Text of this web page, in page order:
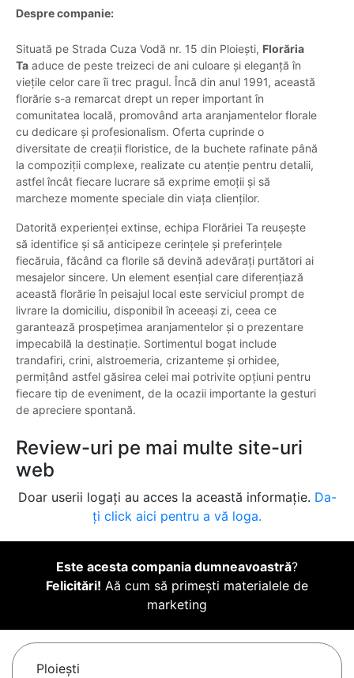
Despre companie:
Situată pe Strada Cuza Vodă nr. 15 din Ploiești, Florăria
Ta aduce de peste treizeci de ani culoare și eleganță în
viețile celor care îi trec pragul. Încă din anul 1991, această
florărie s-a remarcat drept un reper important în
comunitatea locală, promovând arta aranjamentelor florale
cu dedicare și profesionalism. Oferta cuprinde o
diversitate de creații floristice, de la buchete rafinate până
la compoziții complexe, realizate cu atenție pentru detalii,
astfel încât fiecare lucrare să exprime emoții și să
marcheze momente speciale din viața clienților.
Datorită experienței extinse, echipa Florăriei Ta reușește
să identifice și să anticipeze cerințele și preferințele
fiecăruia, făcând ca florile să devină adevărați purtători ai
mesajelor sincere. Un element esențial care diferențiază
această florărie în peisajul local este serviciul prompt de
livrare la domiciliu, disponibil în aceeași zi, ceea ce
garantează prospețimea aranjamentelor și o prezentare
impecabilă la destinație. Sortimentul bogat include
trandafiri, crini, alstroemeria, crizanteme și orhidee,
permițând astfel găsirea celei mai potrivite opțiuni pentru
fiecare tip de eveniment, de la ocazii importante la gesturi
de apreciere spontană.
Review-uri pe mai multe site-uri
web
Doar userii logați au acces la această informație. Da-
ți click aici pentru a vă loga.
Este acesta compania dumneavoastră?
Felicitări! Aă cum să primești materialele de
marketing
Ploieşti